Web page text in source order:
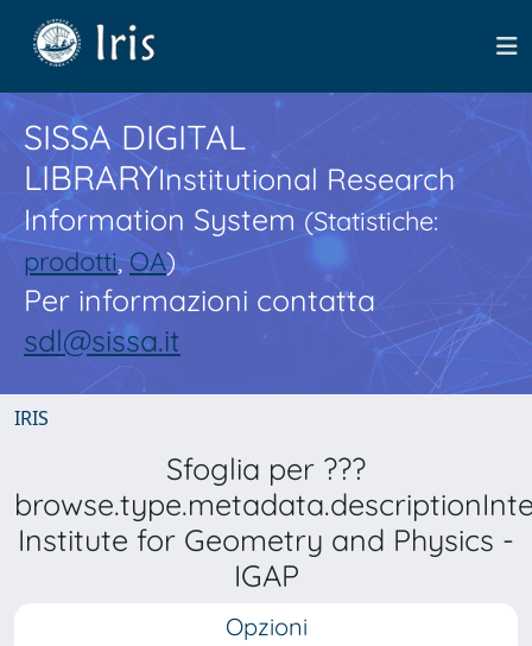
SISSA DIGITAL
LIBRARYInstitutional Research
Information System(Statistiche:
prodotti,OA)
Per informazioni contatta
sdl@sissa.it
IRIS
Sfoglia per ???
Institute for Geometry and Physics -
IGAP
Opzioni